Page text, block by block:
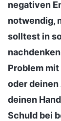
negativen
notwendig,
solltest in
Problem
oder deinen
deinen
Schuld bei